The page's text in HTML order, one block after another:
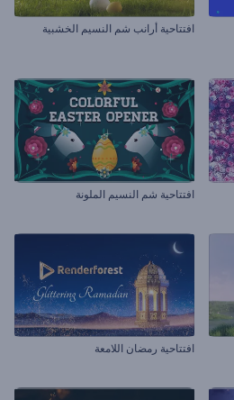
افتتاحية أرانب شم النسيم الخشبية
افتتاحية شم النسيم الملونة
افتتاحية رمضان اللامعة